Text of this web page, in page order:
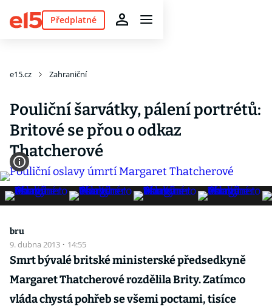
Předplatné
e15.cz Zahraniční
Pouliční šarvátky, pálení portrétů:
Britové se přou o odkaz
Thatcherové
bru
9. dubna 2013 · 14:55
Smrt bývalé britské ministerské předsedkyně
Margaret Thatcherové rozdělila Brity. Zatímco
vláda chystá pohřeb se všemi poctami, tisíce